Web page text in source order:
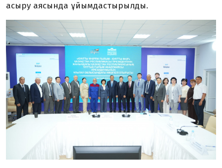
асыру аясында ұйымдастырылды.